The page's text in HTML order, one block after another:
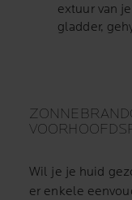
extuur van
gladder,
Wil je je huid
er enkele